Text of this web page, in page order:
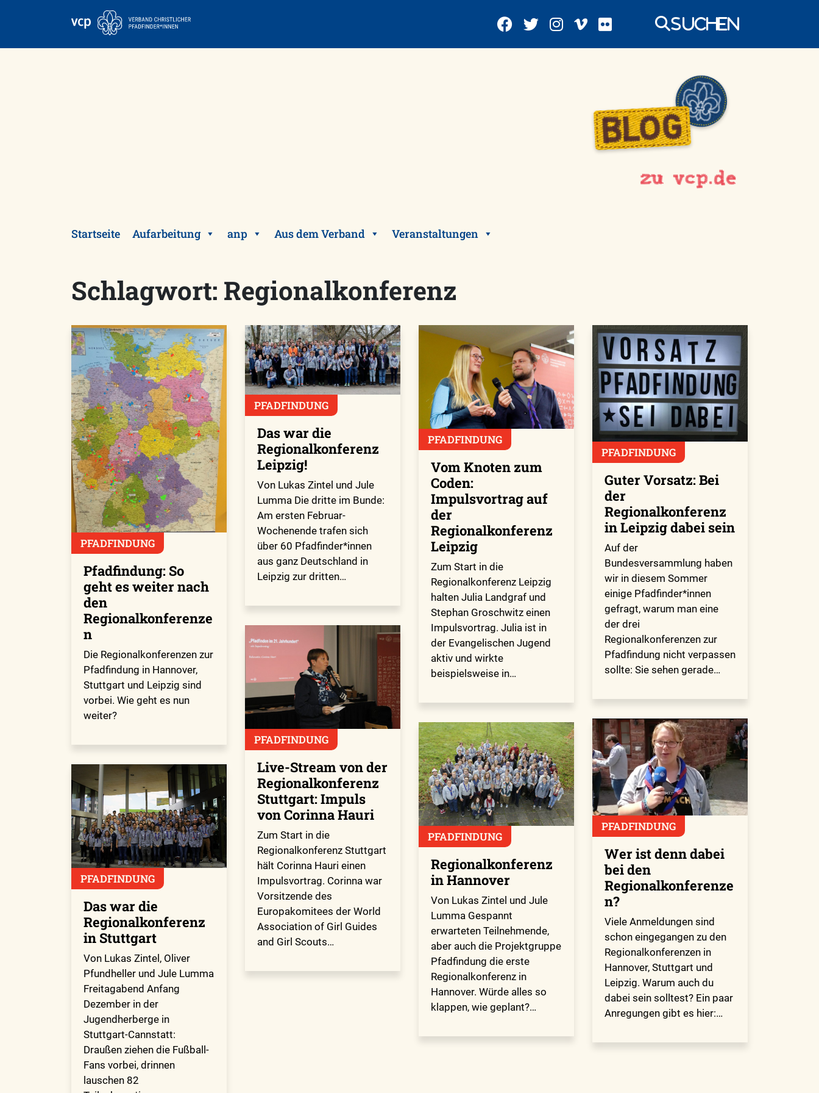
Suchen
Startseite Aufarbeitung anp Aus dem Verband Veranstaltungen
Schlagwort: Regionalkonferenz
PFADFINDUNG
Pfadfindung: So
geht es weiter nach
den
Regionalkonferenze
n
Die Regionalkonferenzen zur
Pfadfindung in Hannover,
Stuttgart und Leipzig sind
vorbei. Wie geht es nun
weiter?
PFADFINDUNG
Das war die
Regionalkonferenz
Leipzig!
Von Lukas Zintel und Jule
Lumma Die dritte im Bunde:
Am ersten Februar-
Wochenende trafen sich
über 60 Pfadfinder*innen
aus ganz Deutschland in
Leipzig zur dritten…
PFADFINDUNG
Vom Knoten zum
Coden:
Impulsvortrag auf
der
Regionalkonferenz
Leipzig
Zum Start in die
Regionalkonferenz Leipzig
halten Julia Landgraf und
Stephan Groschwitz einen
Impulsvortrag. Julia ist in
der Evangelischen Jugend
aktiv und wirkte
beispielsweise in…
PFADFINDUNG
Guter Vorsatz: Bei
der
Regionalkonferenz
in Leipzig dabei sein
Auf der
Bundesversammlung haben
wir in diesem Sommer
einige Pfadfinder*innen
gefragt, warum man eine
der drei
Regionalkonferenzen zur
Pfadfindung nicht verpassen
sollte: Sie sehen gerade…
PFADFINDUNG
Das war die
Regionalkonferenz
in Stuttgart
Von Lukas Zintel, Oliver
Pfundheller und Jule Lumma
Freitagabend Anfang
Dezember in der
Jugendherberge in
Stuttgart-Cannstatt:
Draußen ziehen die Fußball-
Fans vorbei, drinnen
lauschen 82
PFADFINDUNG
Live-Stream von der
Regionalkonferenz
Stuttgart: Impuls
von Corinna Hauri
Zum Start in die
Regionalkonferenz Stuttgart
hält Corinna Hauri einen
Impulsvortrag. Corinna war
Vorsitzende des
Europakomitees der World
Association of Girl Guides
and Girl Scouts…
PFADFINDUNG
Regionalkonferenz
in Hannover
Von Lukas Zintel und Jule
Lumma Gespannt
erwarteten Teilnehmende,
aber auch die Projektgruppe
Pfadfindung die erste
Regionalkonferenz in
Hannover. Würde alles so
klappen, wie geplant?…
PFADFINDUNG
Wer ist denn dabei
bei den
Regionalkonferenze
n?
Viele Anmeldungen sind
schon eingegangen zu den
Regionalkonferenzen in
Hannover, Stuttgart und
Leipzig. Warum auch du
dabei sein solltest? Ein paar
Anregungen gibt es hier:…